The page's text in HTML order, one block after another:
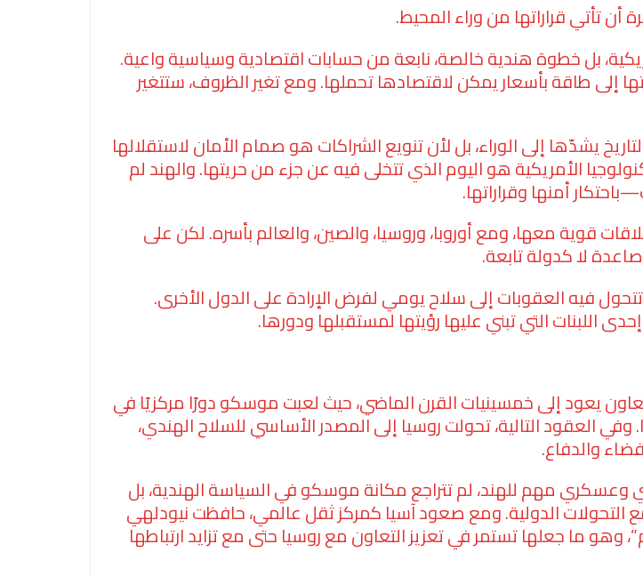
بل خطوة هندية خالصة، نابعة من حسابات اقتصادية وسياسية واعية.
إلى طاقة بأسعار يمكن لاقتصادها تحملها. ومع تغير الظروف، ستتغير
يشدّها إلى الوراء، بل لأن تنويع الشراكات هو صمام الأمان لاستقلالها
الأمريكية هو اليوم الذي تتخلى فيه عن جزء من حريتها. والهند لم
أمنها وقراراتها.
قوية معها، ومع أوروبا، وروسيا، والصين، والعالم بأسره. لكن على
لا كدولة تابعة.
فيه العقوبات إلى سلاح يومي لفرض الإرادة على الدول الأخرى.
اللبنات التي تبني عليها رؤيتها لمستقبلها ودورها.
يعود إلى خمسينيات القرن الماضي، حيث لعبت موسكو دورًا مركزيًا في
العقود التالية، تحولت روسيا إلى المصدر الأساسي للسلاح الهندي،
والدفاع.
وعسكري مهم للهند، لم تتراجع مكانة موسكو في السياسة الهندية، بل
التحولات الدولية. ومع صعود آسيا كمركز ثقل عالمي، حافظت نيودلهي
وهو ما جعلها تستمر في تعزيز التعاون مع روسيا حتى مع تزايد ارتباطها